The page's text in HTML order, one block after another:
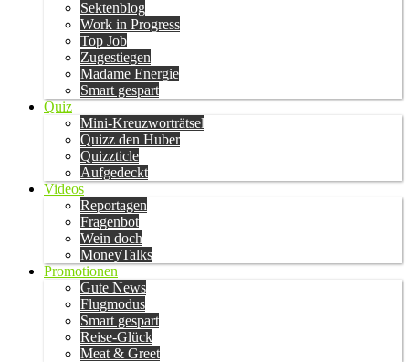
Sektenblog
Work in Progress
Top Job
Zugestiegen
Madame Energie
Smart gespart
Quiz
Mini-Kreuzworträtsel
Quizz den Huber
Quizzticle
Aufgedeckt
Videos
Reportagen
Fragenbot
Wein doch
MoneyTalks
Promotionen
Gute News
Flugmodus
Smart gespart
Reise-Glück
Meat & Greet